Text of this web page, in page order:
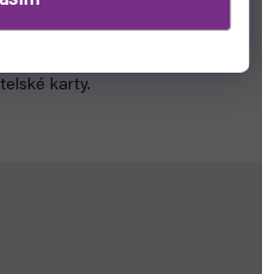
karty.